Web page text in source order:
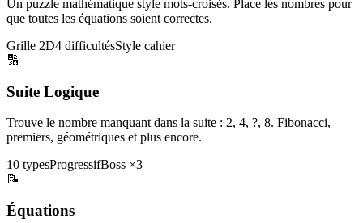
Un puzzle mathématique style mots-croisés. Place les nombres pour
que toutes les équations soient correctes.
Grille 2D4 difficultésStyle cahier
🔢
Suite Logique
Trouve le nombre manquant dans la suite : 2, 4, ?, 8. Fibonacci,
premiers, géométriques et plus encore.
10 typesProgressifBoss ×3
📝
Équations